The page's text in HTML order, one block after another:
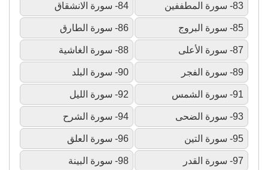
83- سورة المطففين 84- سورة الانشقاق
85- سورة البروج 86- سورة الطارق
87- سورة الأعلى 88- سورة الغاشية
89- سورة الفجر 90- سورة البلد
91- سورة الشمس 92- سورة الليل
93- سورة الضحى 94- سورة الشرح
95- سورة التين 96- سورة العلق
97- سورة القدر 98- سورة البينة